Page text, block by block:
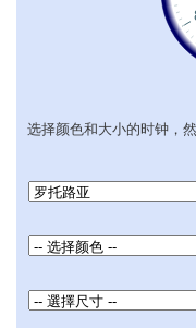
选择颜色和大小的时钟，